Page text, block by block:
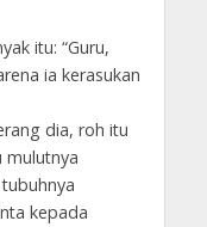
itu: “Guru,
ia kerasukan
dia, roh itu
mulutnya
kepada